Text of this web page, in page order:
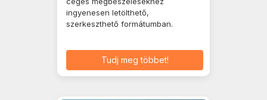
ingyenesen letölthető,
szerkeszthető formátumban.
Tudj meg többet!